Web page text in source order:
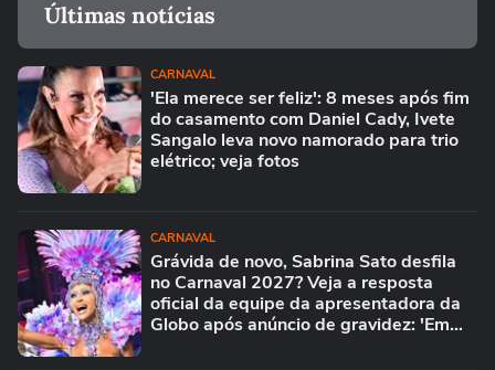
Últimas notícias
CARNAVAL
'Ela merece ser feliz': 8 meses após fim
do casamento com Daniel Cady, Ivete
Sangalo leva novo namorado para trio
elétrico; veja fotos
CARNAVAL
Grávida de novo, Sabrina Sato desfila
no Carnaval 2027? Veja a resposta
oficial da equipe da apresentadora da
Globo após anúncio de gravidez: 'Em